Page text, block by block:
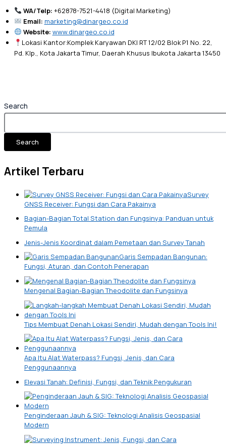
Search
Search
Artikel Terbaru
Survey
GNSS Receiver: Fungsi dan Cara Pakainya
Bagian-Bagian Total Station dan Fungsinya: Panduan untuk
Pemula
Jenis-Jenis Koordinat dalam Pemetaan dan Survey Tanah
Garis Sempadan Bangunan:
Fungsi, Aturan, dan Contoh Penerapan
Mengenal Bagian-Bagian Theodolite dan Fungsinya
Tips Membuat Denah Lokasi Sendiri, Mudah dengan Tools Ini!
Apa Itu Alat Waterpass? Fungsi, Jenis, dan Cara
Penggunaannya
Elevasi Tanah: Definisi, Fungsi, dan Teknik Pengukuran
Penginderaan Jauh & SIG: Teknologi Analisis Geospasial
Modern
WA/Telp: +62878-7521-4418 (Digital Marketing)
Email: marketing@dinargeo.co.id
Website: www.dinargeo.co.id
Lokasi Kantor:Komplek Karyawan DKI RT 12/02 Blok P1 No. 22,
Pd. Klp., Kota Jakarta Timur, Daerah Khusus Ibukota Jakarta 13450